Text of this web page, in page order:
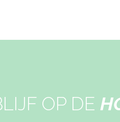
OP DE